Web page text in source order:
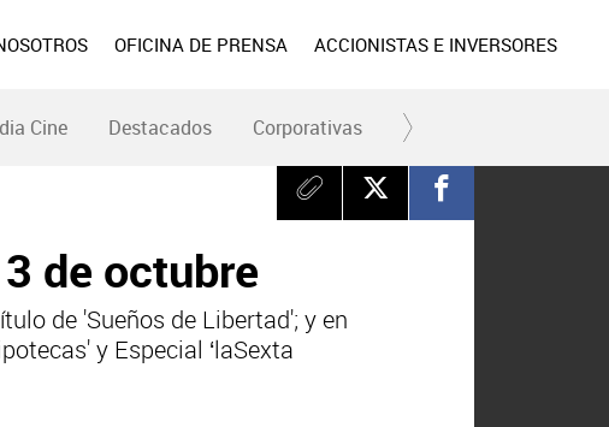
OFICINA DE PRENSA ACCIONISTAS E INVERSORES
Cine Destacados Corporativas RC y Fundación
de octubre
de 'Sueños de Libertad'; y en
y Especial ‘laSexta